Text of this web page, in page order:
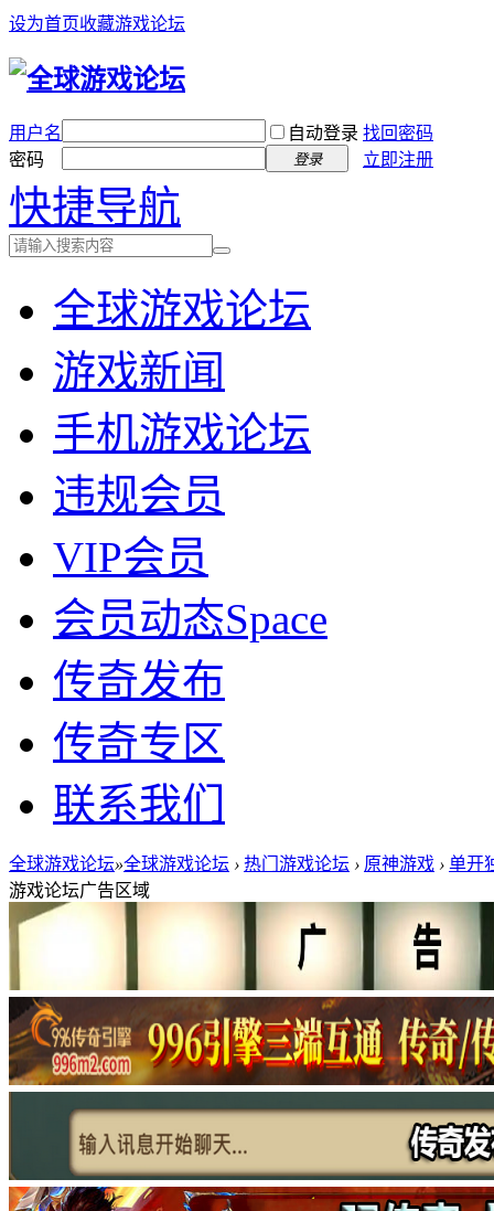
设为首页收藏游戏论坛
用户名 自动登录 找回密码
密码
登录 立即注册
快捷导航
全球游戏论坛
游戏新闻
手机游戏论坛
违规会员
VIP会员
会员动态Space
传奇发布
传奇专区
联系我们
全球游戏论坛»全球游戏论坛 › 热门游戏论坛 › 原神游戏 › 单开
游戏论坛广告区域